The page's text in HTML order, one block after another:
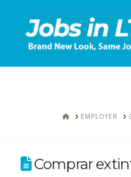
HOMEEMPLOYER
Comprar